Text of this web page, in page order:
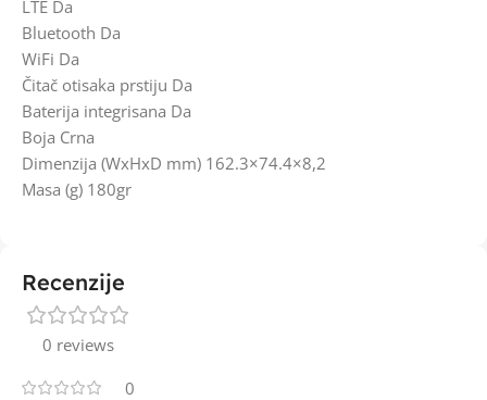
LTE Da
Bluetooth Da
WiFi Da
Čitač otisaka prstiju Da
Baterija integrisana Da
Boja Crna
Dimenzija (WxHxD mm) 162.3×74.4×8,2
Masa (g) 180gr
Recenzije
0 reviews
0